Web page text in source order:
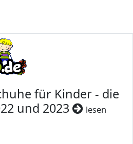
für Kinder - die
und 2023
lesen